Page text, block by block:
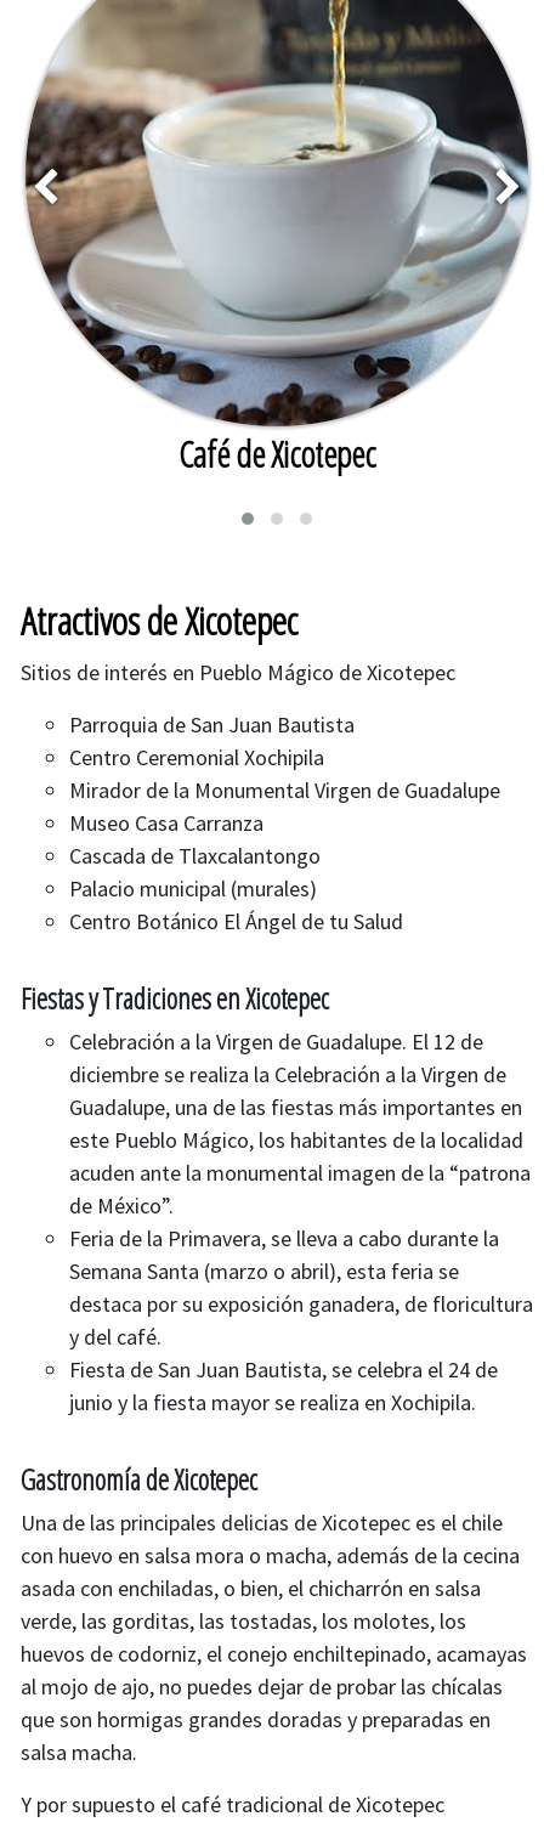
Café de Xicotepec
Atractivos de Xicotepec
Sitios de interés en Pueblo Mágico de Xicotepec
Parroquia de San Juan Bautista
Centro Ceremonial Xochipila
Mirador de la Monumental Virgen de Guadalupe
Museo Casa Carranza
Cascada de Tlaxcalantongo
Palacio municipal (murales)
Centro Botánico El Ángel de tu ​Salud
Fiestas y Tradiciones en Xicotepec
Celebración a la Virgen de Guadalupe. El 12 de
diciembre se realiza la Celebración a la Virgen de
Guadalupe, una de las fiestas más importantes en
este Pueblo Mágico, los habitantes de la localidad
acuden ante la monumental imagen de la “patrona
de México”​.
Feria de la Primavera, se lleva a cabo durante la
Semana Santa (marzo o abril), esta feria se
destaca por su exposición ganadera, de floricultura
y del café.​
Fiesta de San Juan Bautista, se celebra el 24 de
junio y la fiesta mayor se realiza en Xochipila​.
Gastronomía de Xicotepec
Una de las principales delicias de Xicotepec es el chile
con huevo en salsa mora o macha, además de la cecina
asada con enchiladas, o bien, el chicharrón en salsa
verde, las gorditas, las tostadas, los molotes, los
huevos de codorniz, el conejo enchiltepinado, acamayas
al mojo de ajo, no puedes dejar de probar las chícalas
que son hormigas grandes doradas y preparadas en
salsa macha.
Y por supuesto el café tradicional de Xicotepec